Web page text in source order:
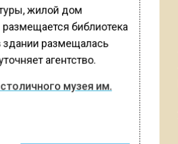
жилой дом
библиотека
здании размещалась
агентство.
музея им.